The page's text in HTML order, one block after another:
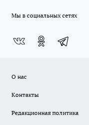
Мы в социальных сетях
О нас
Контакты
Редакционная политика